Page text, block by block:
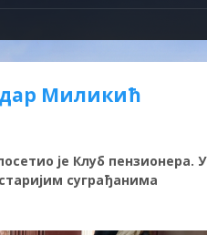
Миликић
је Клуб пензионера. У
суграђанима